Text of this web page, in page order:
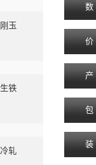
刚玉
生铁
冷轧
数
价
产
包
装